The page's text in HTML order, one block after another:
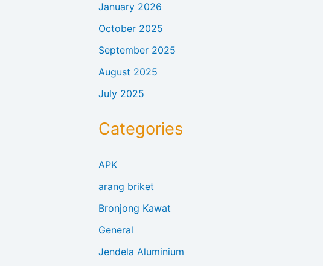
January 2026
October 2025
September 2025
August 2025
July 2025
Categories
APK
arang briket
Bronjong Kawat
General
Jendela Aluminium